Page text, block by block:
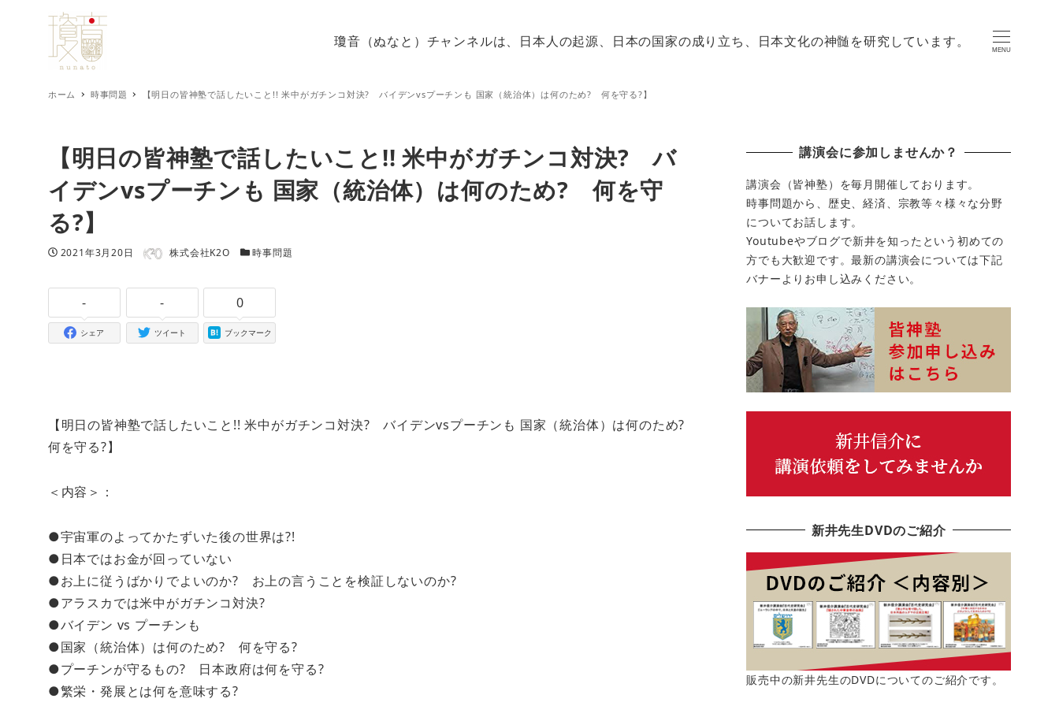
瓊音（ぬなと）チャンネルは、日本人の起源、日本の国家の成り立ち、日本文化の神髄を研究しています。
MENU
ホーム 時事問題 【明日の皆神塾で話したいこと!! 米中がガチンコ対決? バイデンvsプーチンも 国家（統治体）は何のため? 何を守る?】
【明日の皆神塾で話したいこと!! 米中がガチンコ対決? バ
イデンvsプーチンも 国家（統治体）は何のため? 何を守
る?】
投稿日
2021年3月20日 著者 株式会社K2O カテゴリー
時事問題
-
シェア
-
ツイート
0
ブックマーク
【明日の皆神塾で話したいこと!! 米中がガチンコ対決? バイデンvsプーチンも 国家（統治体）は何のため?
何を守る?】
＜内容＞：
●宇宙軍のよってかたずいた後の世界は?!
●日本ではお金が回っていない
●お上に従うばかりでよいのか? お上の言うことを検証しないのか?
●アラスカでは米中がガチンコ対決?
●バイデン vs プーチンも
●国家（統治体）は何のため? 何を守る?
●プーチンが守るもの? 日本政府は何を守る?
●繁栄・発展とは何を意味する?
講演会に参加しませんか？
講演会（皆神塾）を毎月開催しております。
時事問題から、歴史、経済、宗教等々様々な分野
についてお話します。
Youtubeやブログで新井を知ったという初めての
方でも大歓迎です。最新の講演会については下記
バナーよりお申し込みください。
新井先生DVDのご紹介
販売中の新井先生のDVDについてのご紹介です。